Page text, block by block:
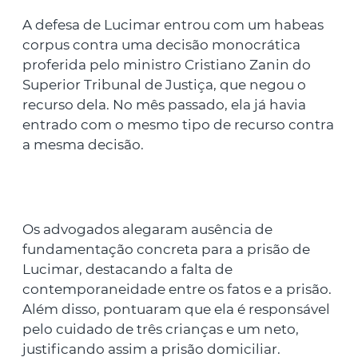
A defesa de Lucimar entrou com um habeas
corpus contra uma decisão monocrática
proferida pelo ministro Cristiano Zanin do
Superior Tribunal de Justiça, que negou o
recurso dela. No mês passado, ela já havia
entrado com o mesmo tipo de recurso contra
a mesma decisão.
Os advogados alegaram ausência de
fundamentação concreta para a prisão de
Lucimar, destacando a falta de
contemporaneidade entre os fatos e a prisão.
Além disso, pontuaram que ela é responsável
pelo cuidado de três crianças e um neto,
justificando assim a prisão domiciliar.